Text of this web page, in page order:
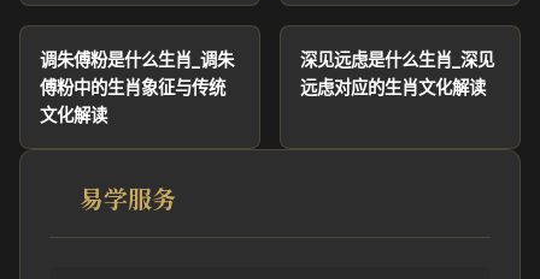
调朱傅粉是什么生肖_调朱
傅粉中的生肖象征与传统
文化解读
深见远虑是什么生肖_深见
远虑对应的生肖文化解读
易学服务